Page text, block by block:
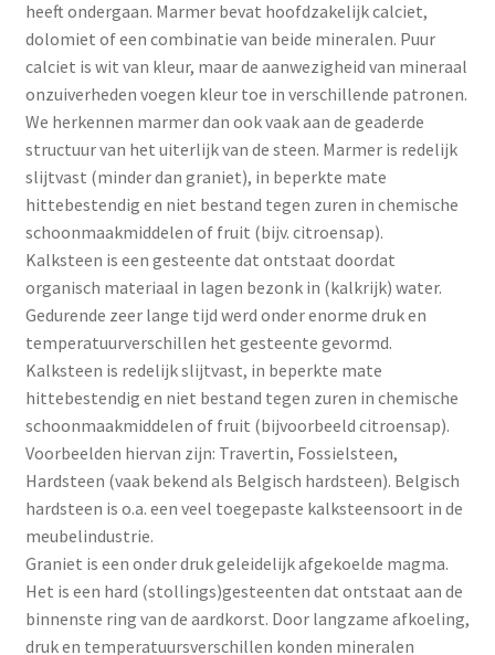
heeft ondergaan. Marmer bevat hoofdzakelijk calciet,
dolomiet of een combinatie van beide mineralen. Puur
calciet is wit van kleur, maar de aanwezigheid van mineraal
onzuiverheden voegen kleur toe in verschillende patronen.
We herkennen marmer dan ook vaak aan de geaderde
structuur van het uiterlijk van de steen. Marmer is redelijk
slijtvast (minder dan graniet), in beperkte mate
hittebestendig en niet bestand tegen zuren in chemische
schoonmaakmiddelen of fruit (bijv. citroensap).
Kalksteen is een gesteente dat ontstaat doordat
organisch materiaal in lagen bezonk in (kalkrijk) water.
Gedurende zeer lange tijd werd onder enorme druk en
temperatuurverschillen het gesteente gevormd.
Kalksteen is redelijk slijtvast, in beperkte mate
hittebestendig en niet bestand tegen zuren in chemische
schoonmaakmiddelen of fruit (bijvoorbeeld citroensap).
Voorbeelden hiervan zijn: Travertin, Fossielsteen,
Hardsteen (vaak bekend als Belgisch hardsteen). Belgisch
hardsteen is o.a. een veel toegepaste kalksteensoort in de
meubelindustrie.
Graniet is een onder druk geleidelijk afgekoelde magma.
Het is een hard (stollings)gesteenten dat ontstaat aan de
binnenste ring van de aardkorst. Door langzame afkoeling,
druk en temperatuursverschillen konden mineralen